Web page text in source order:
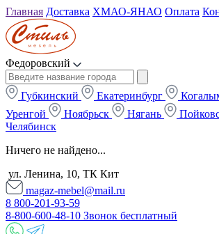
Главная Доставка ХМАО-ЯНАО Оплата
Федоровский
Губкинский Екатеринбург
Уренгой
Ноябрьск Нягань
Челябинск
Ничего не найдено...
ул. Ленина, 10, ТК Кит
magaz-mebel@mail.ru
8 800-201-93-59
8-800-600-48-10 Звонок бесплатный